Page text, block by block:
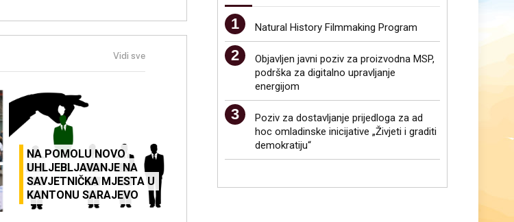
Vidi sve
NA POMOLU NOVO
UHLJEBLJAVANJE NA
SAVJETNIČKA MJESTA U
KANTONU SARAJEVO
Natural History Filmmaking Program
Objavljen javni poziv za proizvodna MSP,
podrška za digitalno upravljanje
energijom
Poziv za dostavljanje prijedloga za ad
hoc omladinske inicijative „Živjeti i graditi
demokratiju“